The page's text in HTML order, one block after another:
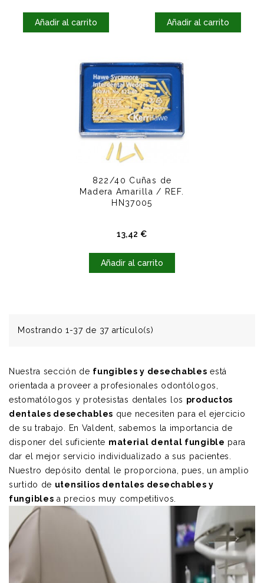
Añadir al carrito Añadir al carrito
822/40 Cuñas de
Madera Amarilla / REF.
HN37005
13,42 €Precio
Añadir al carrito
Mostrando 1-37 de 37 artículo(s)
Nuestra sección de fungibles y desechables está
orientada a proveer a profesionales odontólogos,
estomatólogos y protesistas dentales los productos
dentales desechables que necesiten para el ejercicio
de su trabajo. En Valdent, sabemos la importancia de
disponer del suficiente material dental fungible para
dar el mejor servicio individualizado a sus pacientes.
Nuestro depósito dental le proporciona, pues, un amplio
surtido de utensilios dentales desechables y
fungibles a precios muy competitivos.